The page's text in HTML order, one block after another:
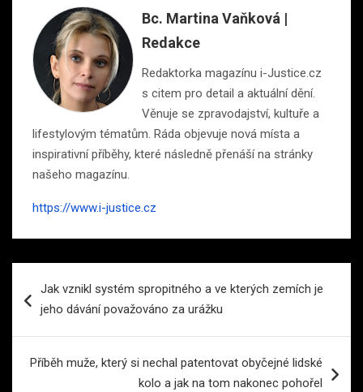
Bc. Martina Vaňková |
Redakce
Redaktorka magazínu i-Justice.cz
s citem pro detail a aktuální dění.
Věnuje se zpravodajství, kultuře a
lifestylovým tématům. Ráda objevuje nová místa a
inspirativní příběhy, které následně přenáší na stránky
našeho magazínu.
https://www.i-justice.cz
proJak vznikl systém spropitného a ve kterých zemích je
jeho dávání považováno za urážku
Příběh muže, který si nechal patentovat obyčejné lidské
kolo a jak na tom nakonec pohořel